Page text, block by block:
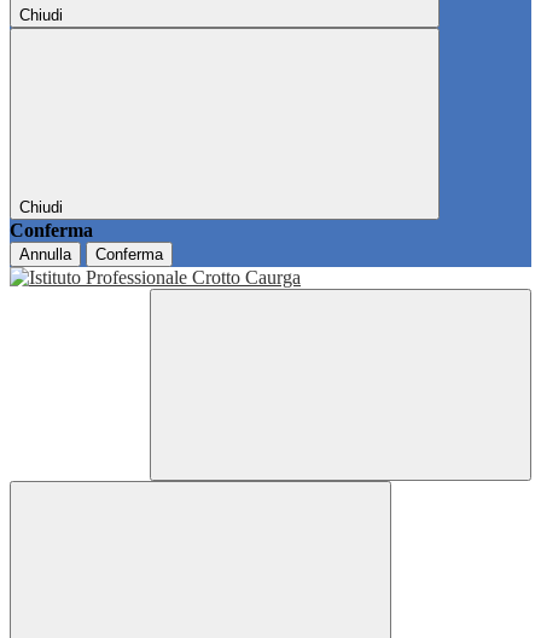
Chiudi
Chiudi
Conferma
Annulla Conferma